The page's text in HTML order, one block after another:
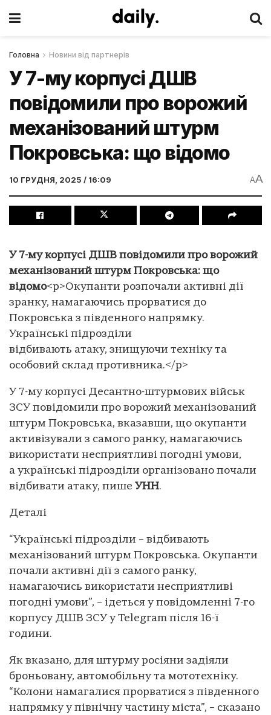
Головна Новини від партнерів
У 7-му корпусі ДШВ
повідомили про ворожий
механізований штурм
Покровська: що відомо
10 ГРУДНЯ, 2025 / 16:09 AA
У 7-му корпусі ДШВ повідомили про ворожий
механізований штурм Покровська: що
відомо<p>Окупанти розпочали активні дії
зранку, намагаючись прорватися до
Покровська з південного напрямку.
Українські підрозділи
відбивають атаку, знищуючи техніку та
особовий склад противника.</p>
У 7-му корпусі Десантно-штурмових військ
ЗСУ повідомили про ворожий механізований
штурм Покровська, вказавши, що окупанти
активізували з самого ранку, намагаючись
використати несприятливі погодні умови,
а українські підрозділи організовано почали
відбивати атаку, пише УНН.
Деталі
“Українські підрозділи – відбивають
механізований штурм Покровська. Окупанти
почали активні дії з самого ранку,
намагаючись використати несприятливі
погодні умови”, – ідеться у повідомленні 7-го
корпусу ДШВ ЗСУ у Telegram після 16-ї
години.
Як вказано, для штурму росіяни задіяли
броньовану, автомобільну та мототехніку.
“Колони намагалися прорватися з південного
напрямку у північну частину міста”, – сказано